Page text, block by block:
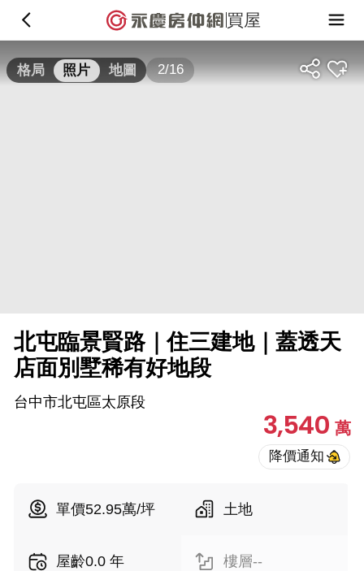
買屋
格局 照片 地圖 2/16
北屯臨景賢路｜住三建地｜蓋透天
店面別墅稀有好地段
台中市北屯區太原段
3,540萬
單價52.95萬/坪 土地
屋齡0.0 年 樓層--